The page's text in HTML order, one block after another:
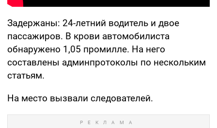
Задержаны: 24-летний водитель и двое
пассажиров. В крови автомобилиста
обнаружено 1,05 промилле. На него
составлены админпротоколы по нескольким
статьям.
На место вызвали следователей.